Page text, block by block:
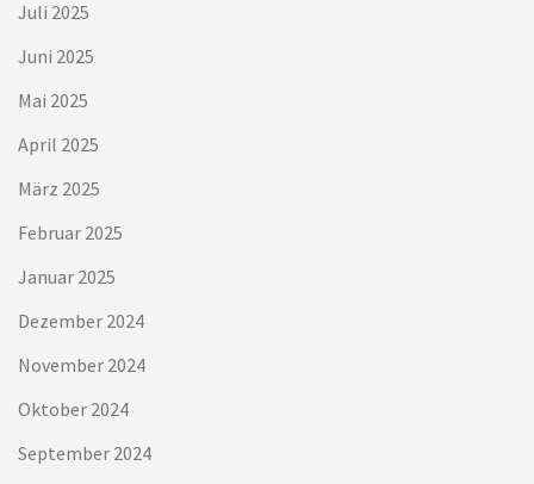
Juli 2025
Juni 2025
Mai 2025
April 2025
März 2025
Februar 2025
Januar 2025
Dezember 2024
November 2024
Oktober 2024
September 2024